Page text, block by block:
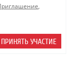
,
ПРИНЯТЬ УЧАСТИЕ